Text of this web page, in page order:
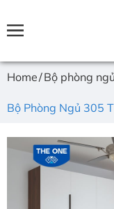
Home Bộ phòng
Bộ Phòng Ngủ 305